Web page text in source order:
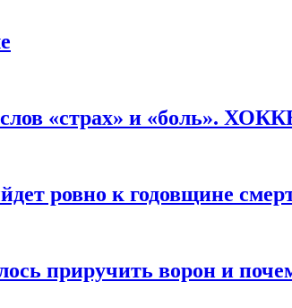
«страх» и «боль».
ровно к годовщине
приручить ворон и